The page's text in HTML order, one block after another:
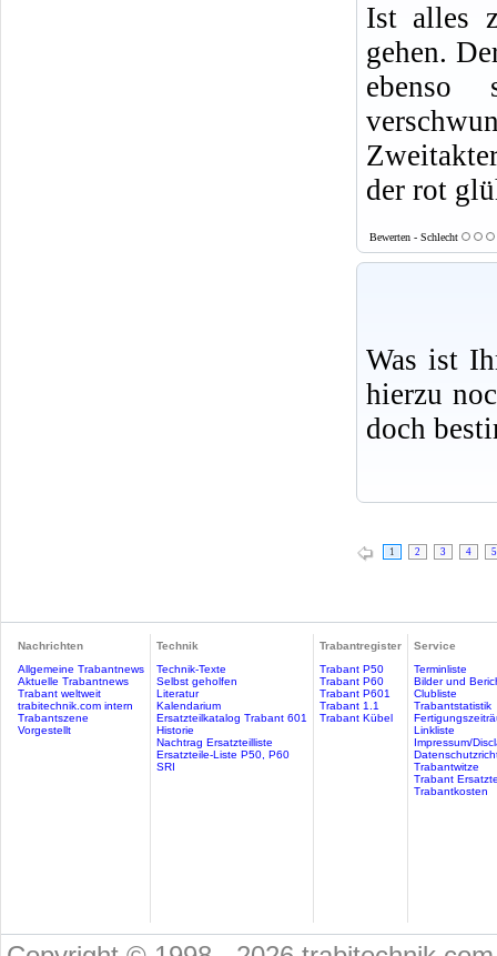
Ist alles
gehen.
ebenso
der rot
Bewerten - Schlecht
Was ist
hierzu
doch
1 2 3 4 5
Nachrichten
Allgemeine Trabantnews
Aktuelle Trabantnews
Trabant weltweit
trabitechnik.com intern
Trabantszene
Vorgestellt
Technik
Technik-Texte
Selbst geholfen
Literatur
Kalendarium
Ersatzteilkatalog Trabant 601
Historie
Nachtrag Ersatzteilliste
Ersatzteile-Liste P50, P60
SRI
Trabantregister
Trabant P50
Trabant P60
Trabant P601
Trabant 1.1
Trabant Kübel
Service
Terminliste
Bilder und
Clubliste
Trabantstatistik
Linkliste
Impressum/
Trabantwitze
Trabant
Trabantkosten